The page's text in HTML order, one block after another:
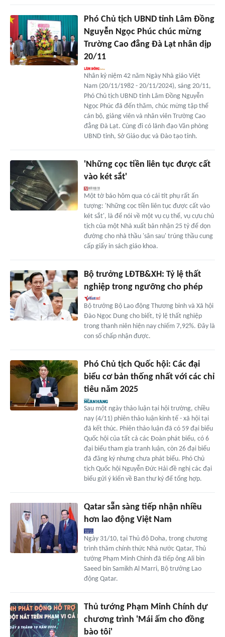
Phó Chủ tịch UBND tỉnh Lâm Đồng
Nguyễn Ngọc Phúc chúc mừng
Trường Cao đẳng Đà Lạt nhân dịp
20/11
Nhân kỷ niệm 42 năm Ngày Nhà giáo Việt
Nam (20/11/1982 - 20/11/2024), sáng 20/11,
Phó Chủ tịch UBND tỉnh Lâm Đồng Nguyễn
Ngọc Phúc đã đến thăm, chúc mừng tập thể
cán bộ, giảng viên và nhân viên Trường Cao
đẳng Đà Lạt. Cùng đi có lãnh đạo Văn phòng
UBND tỉnh, Sở Giáo dục và Đào tạo tỉnh.
'Những cọc tiền liên tục được cất
vào két sắt'
Một tờ báo hôm qua có cái tít phụ rất ấn
tượng: 'Những cọc tiền liên tục được cất vào
két sắt', là để nói về một vụ cụ thể, vụ cựu chủ
tịch của một Nhà xuất bản nhận 25 tỷ để dọn
đường cho nhà thầu 'sân sau' trúng thầu cung
cấp giấy in sách giáo khoa.
Bộ trưởng LĐTB&XH: Tỷ lệ thất
nghiệp trong ngưỡng cho phép
Bộ trưởng Bộ Lao động Thương binh và Xã hội
Đào Ngọc Dung cho biết, tỷ lệ thất nghiệp
trong thanh niên hiện nay chiếm 7,92%. Đây là
con số chấp nhận được.
Phó Chủ tịch Quốc hội: Các đại
biểu cơ bản thống nhất với các chỉ
tiêu năm 2025
Sau một ngày thảo luận tại hội trường, chiều
nay (4/11) phiên thảo luận kinh tế - xã hội tại
đã kết thúc. Phiên thảo luận đã có 59 đại biểu
Quốc hội của tất cả các Đoàn phát biểu, có 6
đại biểu tham gia tranh luận, còn 26 đại biểu
đã đăng ký nhưng chưa phát biểu. Phó Chủ
tịch Quốc hội Nguyễn Đức Hải đề nghị các đại
biểu gửi ý kiến về Ban thư ký để tổng hợp.
Qatar sẵn sàng tiếp nhận nhiều
hơn lao động Việt Nam
Ngày 31/10, tại Thủ đô Doha, trong chương
trình thăm chính thức Nhà nước Qatar, Thủ
tướng Phạm Minh Chính đã tiếp ông Ali bin
Saeed bin Samikh Al Marri, Bộ trưởng Lao
động Qatar.
Thủ tướng Phạm Minh Chính dự
chương trình 'Mái ấm cho đồng
bào tôi'